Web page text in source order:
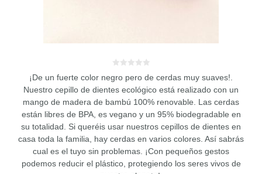
d
5
¡De un fuerte color negro pero de cerdas muy suaves!.
Nuestro cepillo de dientes ecológico está realizado con un
mango de madera de bambú 100% renovable. Las cerdas
están libres de BPA, es vegano y un 95% biodegradable en
su totalidad. Si queréis usar nuestros cepillos de dientes en
casa toda la familia, hay cerdas en varios colores. Así sabrás
cual es el tuyo sin problemas. ¡Con pequeños gestos
podemos reducir el plástico, protegiendo los seres vivos de